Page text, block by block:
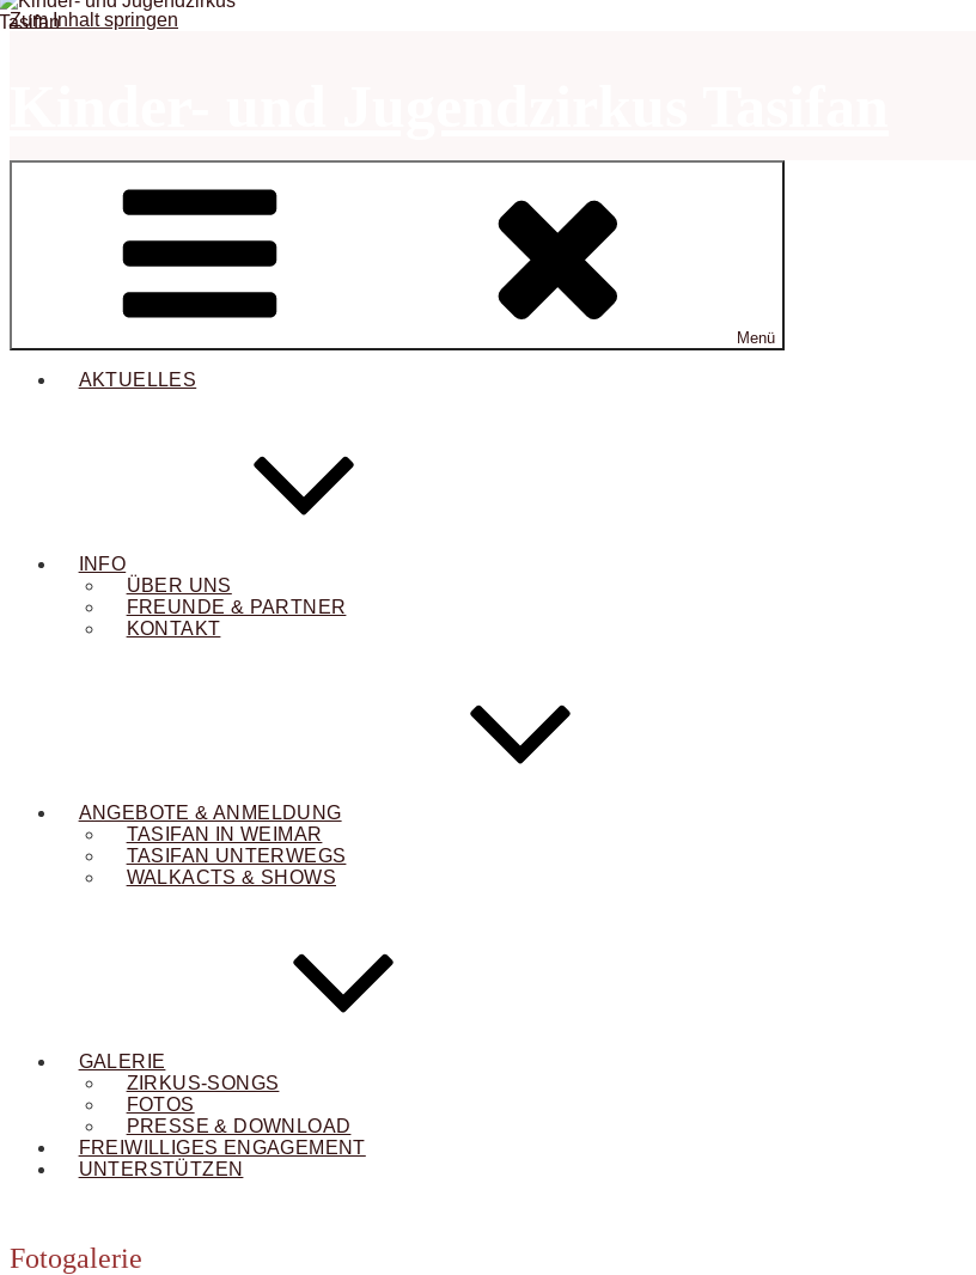
Zum Inhalt springen
Menü
AKTUELLES
INFO
ÜBER UNS
FREUNDE & PARTNER
KONTAKT
ANGEBOTE & ANMELDUNG
TASIFAN IN WEIMAR
TASIFAN UNTERWEGS
WALKACTS & SHOWS
GALERIE
ZIRKUS-SONGS
FOTOS
PRESSE & DOWNLOAD
FREIWILLIGES ENGAGEMENT
UNTERSTÜTZEN
Fotogalerie